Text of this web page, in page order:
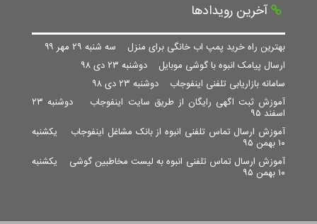
آخرین رویدادها
بهترین راه خرید پمپ اب خانگی برای منزل سه شنبه ۲۹ مهر ۹۹
ارسال پیامک انبوه با گوشی موبایل دوشنبه ۲۳ دی ۹۸
سامانه بازاریابی تلفنی اینفوجاب دوشنبه ۲۳ دی ۹۸
آموزش ثبت اگهی رایگان از طریق سایت اینفوجاب
دوشنبه ۲۳
اسفند ۹۵
آموزش ارسال تماس تلفنی انبوه از بانک مشاغل اینفوجاب یکشنبه
۱۰ بهمن ۹۵
آموزش ارسال تماس تلفنی انبوه به لیست مخاطبین گوشی یکشنبه
۱۰ بهمن ۹۵